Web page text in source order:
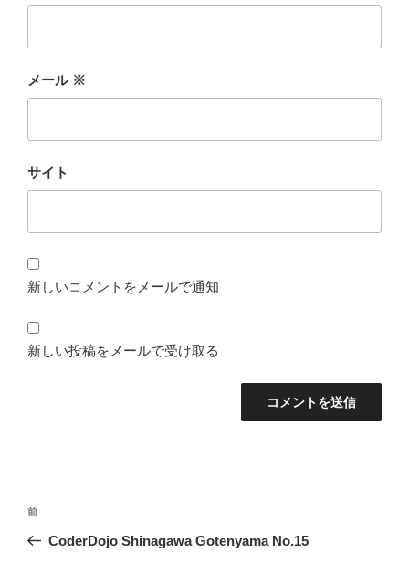
メール ※
サイト
新しいコメントをメールで通知
新しい投稿をメールで受け取る
投
ナ
前
の
前
CoderDojo Shinagawa Gotenyama No.15